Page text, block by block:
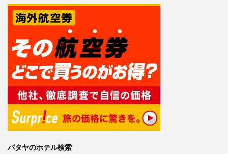
パタヤのホテル検索